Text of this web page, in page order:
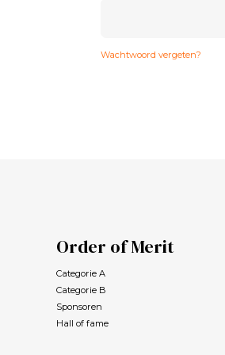
Wachtwoord vergeten?
Order of Merit
Categorie A
Categorie B
Sponsoren
Hall of fame